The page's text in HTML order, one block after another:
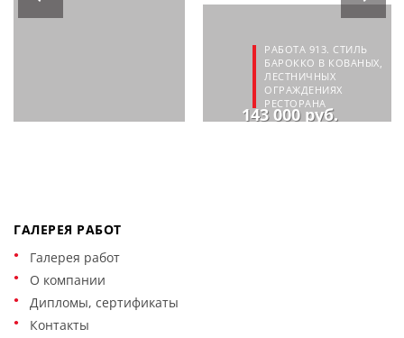
РАБОТА 913. СТИЛЬ
БАРОККО В КОВАНЫХ,
ЛЕСТНИЧНЫХ
ОГРАЖДЕНИЯХ
РЕСТОРАНА
143 000 руб.
ГАЛЕРЕЯ РАБОТ
Галерея работ
О компании
Дипломы, сертификаты
Контакты